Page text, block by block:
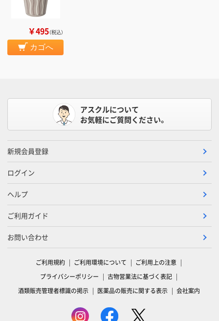
￥495（税込）
カゴへ
アスクルについて
お気軽にご質問ください。
新規会員登録
ログイン
ヘルプ
ご利用ガイド
お問い合わせ
ご利用規約 ご利用環境について
ご利用上の注意
プライバシーポリシー
古物営業法に基づく表記
酒類販売管理者標識の掲示
医薬品の販売に関する表示 会社案内